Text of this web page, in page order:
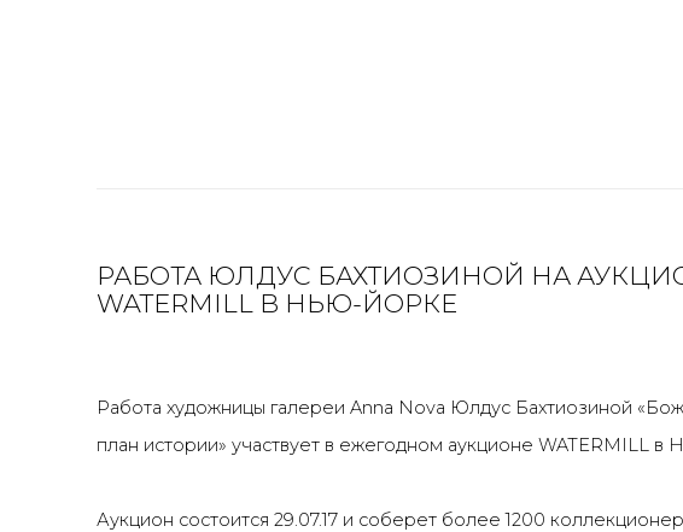
РАБОТА ЮЛДУС БАХТИОЗИНОЙ НА
WATERMILL В НЬЮ-ЙОРКЕ
Работа художницы галереи Anna Nova Юлдус Бахтиозиной
план истории» участвует в ежегодном аукционе WATERMILL в
Аукцион состоится 29.07.17 и соберет более 1200